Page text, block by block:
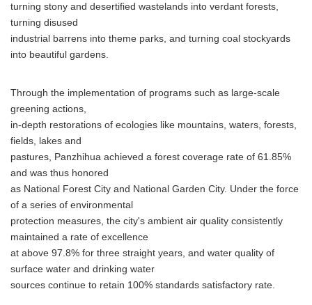
turning stony and desertified wastelands into verdant forests,
turning disused
industrial barrens into theme parks, and turning coal stockyards
into beautiful gardens.
Through the implementation of programs such as large-scale
greening actions,
in-depth restorations of ecologies like mountains, waters, forests,
fields, lakes and
pastures, Panzhihua achieved a forest coverage rate of 61.85%
and was thus honored
as National Forest City and National Garden City. Under the force
of a series of environmental
protection measures, the city's ambient air quality consistently
maintained a rate of excellence
at above 97.8% for three straight years, and water quality of
surface water and drinking water
sources continue to retain 100% standards satisfactory rate.